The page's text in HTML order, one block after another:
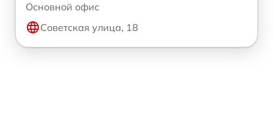
Основной офис
Советская улица, 18